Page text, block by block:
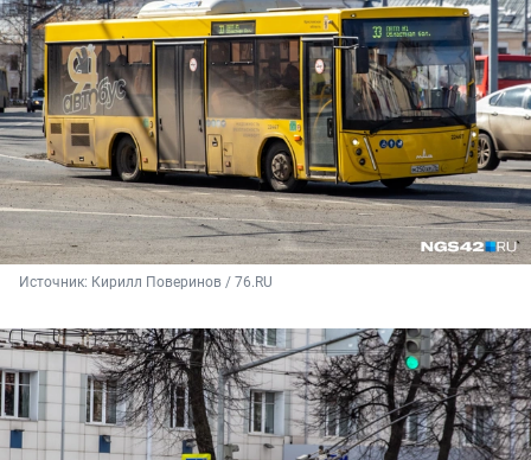
Источник: Кирилл Поверинов / 76.RU